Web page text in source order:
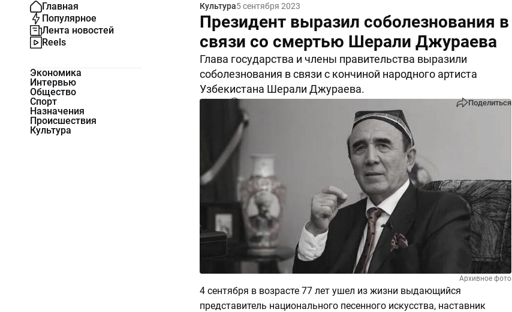
Главная
Популярное
Лента новостей
Reels
Экономика
Интервью
Общество
Спорт
Назначения
Происшествия
Культура
Культура5 сентября 2023
Президент выразил соболезнования в
связи со смертью Шерали Джураева
Глава государства и члены правительства выразили
соболезнования в связи с кончиной народного артиста
Узбекистана Шерали Джураева.
Поделиться
Архивное фото
4 сентября в возрасте 77 лет ушел из жизни выдающийся
представитель национального песенного искусства, наставник